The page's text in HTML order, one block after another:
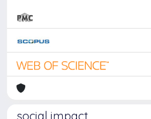
social impact